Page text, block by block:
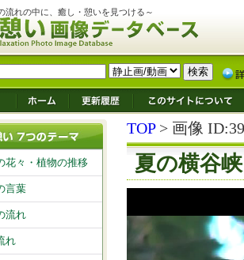
流れの中に、癒し・憩いを見つける～
TOP> 画像
夏の横谷
花々・植物の推移
言葉
流れ
れ